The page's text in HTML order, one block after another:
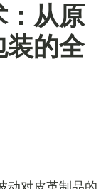
：从原
装的全